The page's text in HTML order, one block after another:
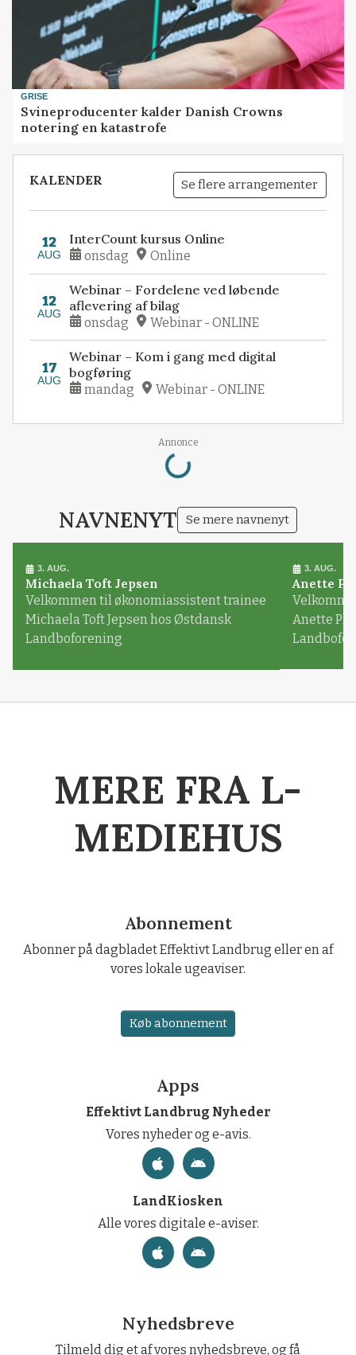
GRISE
Svineproducenter kalder Danish Crowns
notering en katastrofe
KALENDER Se flere arrangementer
12
AUG
InterCount kursus Online
onsdag Online
12
AUG
Webinar – Fordelene ved løbende
aflevering af bilag
onsdag Webinar - ONLINE
17
AUG
Webinar – Kom i gang med digital
bogføring
mandag Webinar - ONLINE
Annonce
Loading...
NAVNENYT Se mere navnenyt
3. AUG.
Michaela Toft Jepsen
Velkommen til økonomiassistent trainee
Michaela Toft Jepsen hos Østdansk
Landboforening
3. AUG.
Anette
Anette
MERE FRA L-
MEDIEHUS
Abonnement
Abonner på dagbladet Effektivt Landbrug eller en af
vores lokale ugeaviser.
Køb abonnement
Apps
Effektivt Landbrug Nyheder
Vores nyheder og e-avis.
LandKiosken
Alle vores digitale e-aviser.
Nyhedsbreve
Tilmeld dig et af vores nyhedsbreve, og få